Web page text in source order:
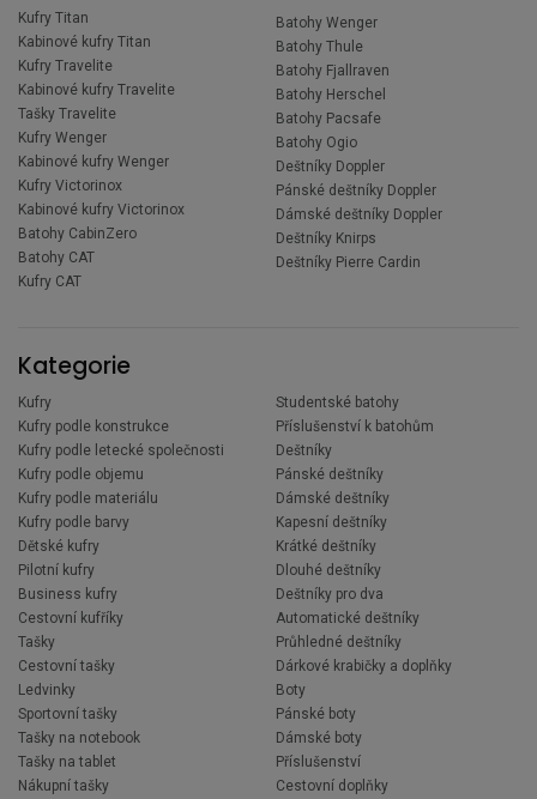
Kufry Titan
Kabinové kufry Titan
Kufry Travelite
Kabinové kufry Travelite
Tašky Travelite
Kufry Wenger
Kabinové kufry Wenger
Kufry Victorinox
Kabinové kufry Victorinox
Batohy CabinZero
Batohy CAT
Kufry CAT
Batohy Wenger
Batohy Thule
Batohy Fjallraven
Batohy Herschel
Batohy Pacsafe
Batohy Ogio
Deštníky Doppler
Pánské deštníky Doppler
Dámské deštníky Doppler
Deštníky Knirps
Deštníky Pierre Cardin
Kategorie
Kufry
Kufry podle konstrukce
Kufry podle letecké společnosti
Kufry podle objemu
Kufry podle materiálu
Kufry podle barvy
Dětské kufry
Pilotní kufry
Business kufry
Cestovní kufříky
Tašky
Cestovní tašky
Ledvinky
Sportovní tašky
Tašky na notebook
Tašky na tablet
Nákupní tašky
Studentské batohy
Příslušenství k batohům
Deštníky
Pánské deštníky
Dámské deštníky
Kapesní deštníky
Krátké deštníky
Dlouhé deštníky
Deštníky pro dva
Automatické deštníky
Průhledné deštníky
Dárkové krabičky a doplňky
Boty
Pánské boty
Dámské boty
Příslušenství
Cestovní doplňky